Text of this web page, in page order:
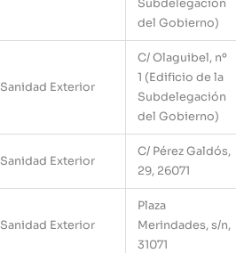
Subdelegación
del Gobierno)
Sanidad Exterior
C/ Olaguibel, nº
1 (Edificio de la
Subdelegación
del Gobierno)
Sanidad Exterior
C/ Pérez Galdós,
29, 26071
Sanidad Exterior
Plaza
Merindades, s/n,
31071